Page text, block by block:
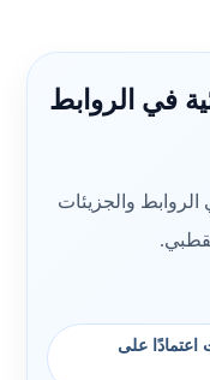
في الروابط
الروابط والجزيئات
اعتمادًا على